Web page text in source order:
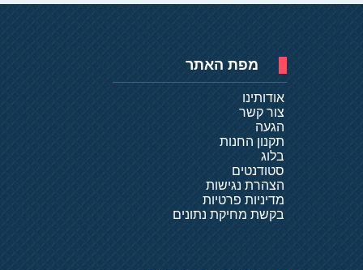
מפת האתר
אודותינו
צור קשר
הגעה
תקנון החנות
בלוג
סטודנטים
הצהרת נגישות
מדיניות פרטיות
בקשת מחיקת נתונים